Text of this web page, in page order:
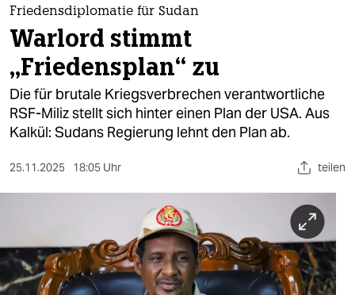
themen
politik
öko
gesellschaft
sport
nord
Friedensdiplomatie für Sudan
Warlord stimmt
„Friedensplan“ zu
Die für brutale Kriegsverbrechen verantwortliche
RSF-Miliz stellt sich hinter einen Plan der USA. Aus
Kalkül: Sudans Regierung lehnt den Plan ab.
25.11.2025 18:05 Uhr teilen